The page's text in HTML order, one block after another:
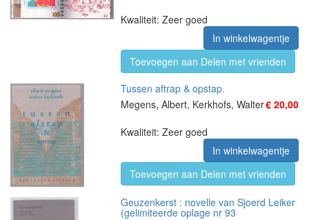
Kwaliteit: Zeer goed
In winkelwagentje
Toevoegen aan Delen met vrienden
Tussen aftrap & opstap.
Megens, Albert, Kerkhofs, Walter€ 20,00
Kwaliteit: Zeer goed
In winkelwagentje
Toevoegen aan Delen met vrienden
Geuzenkerst : novelle van Sjoerd Leiker
(gelimiteerde oplage nr 93